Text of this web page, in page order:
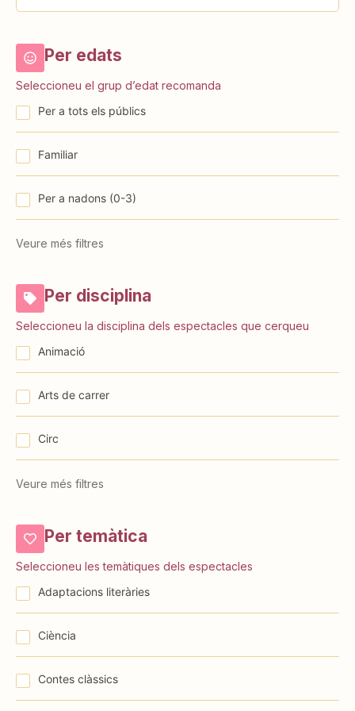
Per edats
Seleccioneu el grup d’edat recomanda
Per a tots els públics
Familiar
⁠⁠Per a nadons (0-3)
Veure més filtres
Per disciplina
Seleccioneu la disciplina dels espectacles que cerqueu
Animació
Arts de carrer
Circ
Veure més filtres
Per temàtica
Seleccioneu les temàtiques dels espectacles
⁠⁠Adaptacions literàries
Ciència
Contes clàssics